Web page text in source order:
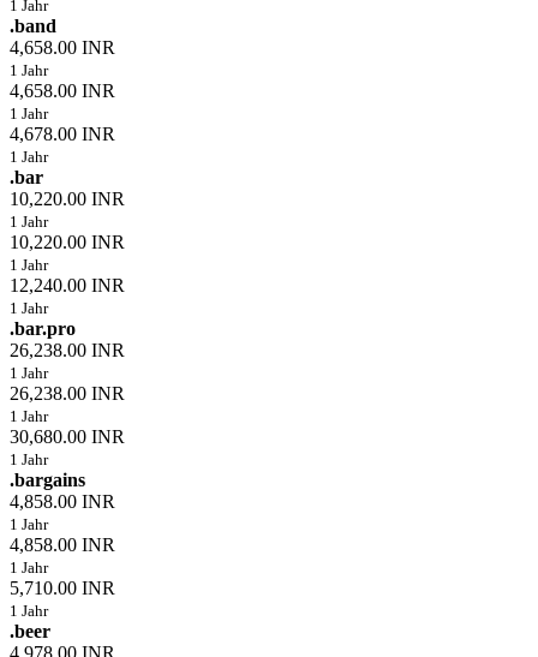
1 Jahr
.band
4,658.00 INR
1 Jahr
4,658.00 INR
1 Jahr
4,678.00 INR
1 Jahr
.bar
10,220.00 INR
1 Jahr
10,220.00 INR
1 Jahr
12,240.00 INR
1 Jahr
.bar.pro
26,238.00 INR
1 Jahr
26,238.00 INR
1 Jahr
30,680.00 INR
1 Jahr
.bargains
4,858.00 INR
1 Jahr
4,858.00 INR
1 Jahr
5,710.00 INR
1 Jahr
.beer